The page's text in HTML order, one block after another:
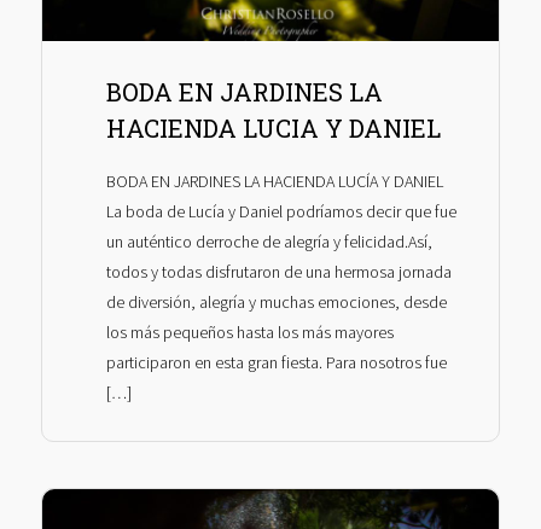
BODA EN JARDINES LA
HACIENDA LUCIA Y DANIEL
BODA EN JARDINES LA HACIENDA LUCÍA Y DANIEL
La boda de Lucía y Daniel podríamos decir que fue
un auténtico derroche de alegría y felicidad.Así,
todos y todas disfrutaron de una hermosa jornada
de diversión, alegría y muchas emociones, desde
los más pequeños hasta los más mayores
participaron en esta gran fiesta. Para nosotros fue
[…]